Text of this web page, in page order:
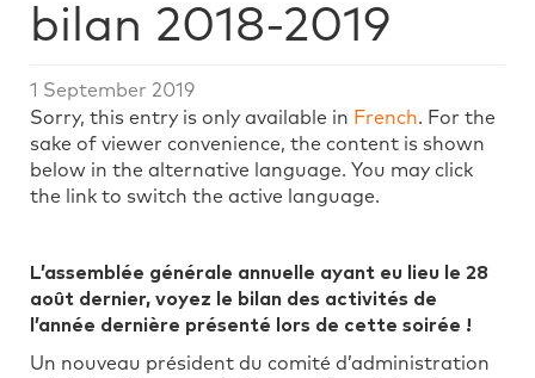
bilan 2018-2019
1 September 2019
Sorry, this entry is only available in French. For the
sake of viewer convenience, the content is shown
below in the alternative language. You may click
the link to switch the active language.
L’assemblée générale annuelle ayant eu lieu le 28
août dernier, voyez le bilan des activités de
l’année dernière présenté lors de cette soirée !
Un nouveau président du comité d’administration